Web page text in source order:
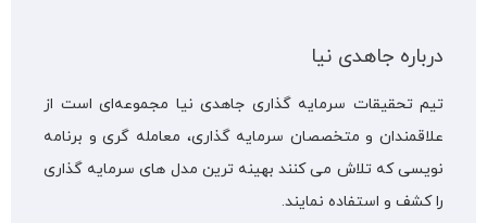
درباره جاهدی نیا
تیم تحقیقات سرمایه گذاری جاهدی نیا مجموعه‌ای است از
علاقمندان و متخصصان سرمایه گذاری، معامله گری و برنامه
نویسی که تلاش می کنند بهینه ترین مدل های سرمایه گذاری
را کشف و استفاده نمایند.